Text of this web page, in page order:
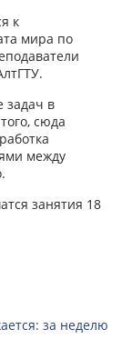
к
мира по
задач в
сюда
между
занятия 18
за неделю